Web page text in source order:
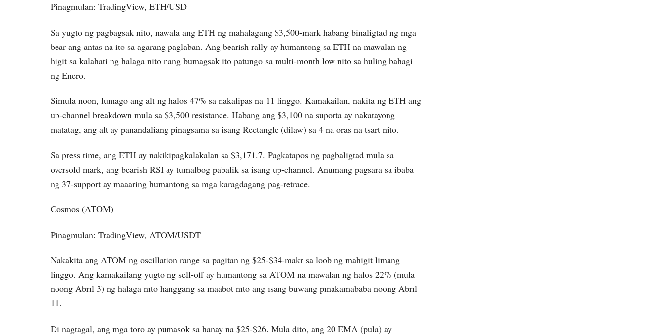
Pinagmulan: TradingView, ETH/USD
Sa yugto ng pagbagsak nito, nawala ang ETH ng mahalagang $3,500-mark habang binaligtad ng mga
bear ang antas na ito sa agarang paglaban. Ang bearish rally ay humantong sa ETH na mawalan ng
higit sa kalahati ng halaga nito nang bumagsak ito patungo sa multi-month low nito sa huling bahagi
ng Enero.
Simula noon, lumago ang alt ng halos 47% sa nakalipas na 11 linggo. Kamakailan, nakita ng ETH ang
up-channel breakdown mula sa $3,500 resistance. Habang ang $3,100 na suporta ay nakatayong
matatag, ang alt ay panandaliang pinagsama sa isang Rectangle (dilaw) sa 4 na oras na tsart nito.
Sa press time, ang ETH ay nakikipagkalakalan sa $3,171.7. Pagkatapos ng pagbaligtad mula sa
oversold mark, ang bearish RSI ay tumalbog pabalik sa isang up-channel. Anumang pagsara sa ibaba
ng 37-support ay maaaring humantong sa mga karagdagang pag-retrace.
Cosmos (ATOM)
Pinagmulan: TradingView, ATOM/USDT
Nakakita ang ATOM ng oscillation range sa pagitan ng $25-$34-makr sa loob ng mahigit limang
linggo. Ang kamakailang yugto ng sell-off ay humantong sa ATOM na mawalan ng halos 22% (mula
noong Abril 3) ng halaga nito hanggang sa maabot nito ang isang buwang pinakamababa noong Abril
11.
Di nagtagal, ang mga toro ay pumasok sa hanay na $25-$26. Mula dito, ang 20 EMA (pula) ay